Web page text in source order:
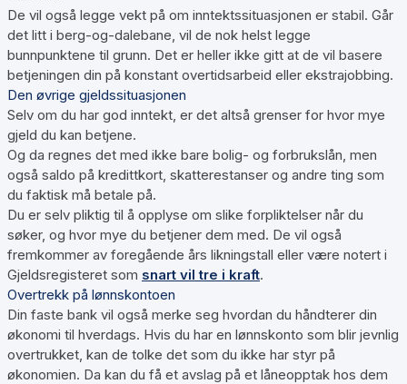
De vil også legge vekt på om inntektssituasjonen er stabil. Går
det litt i berg-og-dalebane, vil de nok helst legge
bunnpunktene til grunn. Det er heller ikke gitt at de vil basere
betjeningen din på konstant overtidsarbeid eller ekstrajobbing.
Den øvrige gjeldssituasjonen
Selv om du har god inntekt, er det altså grenser for hvor mye
gjeld du kan betjene.
Og da regnes det med ikke bare bolig- og forbrukslån, men
også saldo på kredittkort, skatterestanser og andre ting som
du faktisk må betale på.
Du er selv pliktig til å opplyse om slike forpliktelser når du
søker, og hvor mye du betjener dem med. De vil også
fremkommer av foregående års likningstall eller være notert i
Gjeldsregisteret som snart vil tre i kraft.
Overtrekk på lønnskontoen
Din faste bank vil også merke seg hvordan du håndterer din
økonomi til hverdags. Hvis du har en lønnskonto som blir jevnlig
overtrukket, kan de tolke det som du ikke har styr på
økonomien. Da kan du få et avslag på et låneopptak hos dem